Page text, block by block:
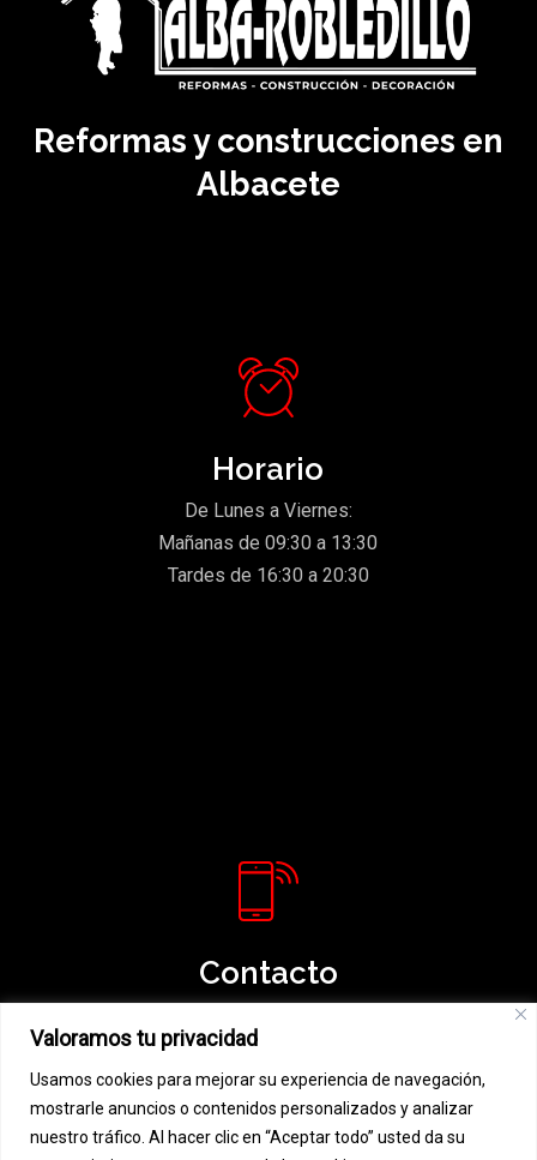
Valoramos tu privacidad
Usamos cookies para mejorar su experiencia de navegación,
mostrarle anuncios o contenidos personalizados y analizar
nuestro tráfico. Al hacer clic en “Aceptar todo” usted da su
Reformas y construcciones en
Albacete
Horario
De Lunes a Viernes:
Mañanas de 09:30 a 13:30
Tardes de 16:30 a 20:30
Contacto
albarobledillo@hotmail.com